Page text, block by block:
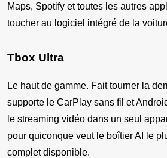
Maps, Spotify et toutes les autres
toucher au logiciel intégré de la
Tbox Ultra
Le haut de gamme. Fait tourner la
supporte le CarPlay sans fil et
le streaming vidéo dans un seul
pour quiconque veut le boîtier AI le
complet disponible.